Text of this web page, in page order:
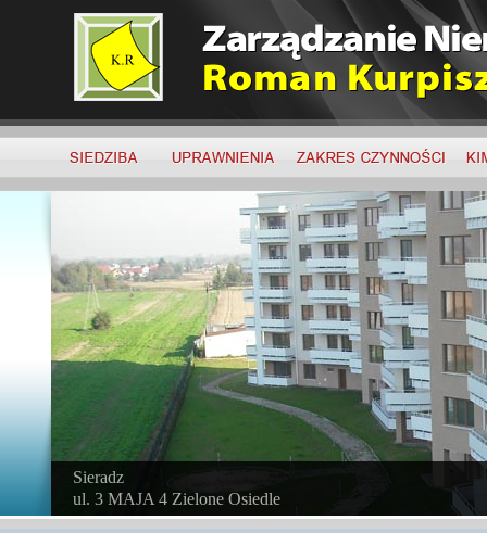
Sieradz
ul. 3 MAJA 4 Zielone Osiedle